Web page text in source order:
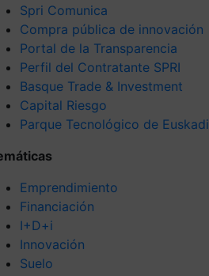
Spri Comunica
Compra pública de innovación
Portal de la Transparencia
Perfil del Contratante SPRI
Basque Trade & Investment
Capital Riesgo
Parque Tecnológico de Euskadi
Emprendimiento
Financiación
I+D+i
Innovación
Suelo